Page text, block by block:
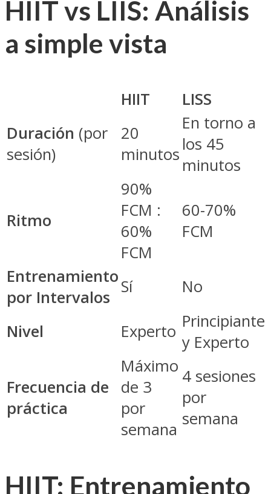
HIIT vs LIIS: Análisis
a simple vista
HIIT
LISS
Duración (por
sesión)
20
minutos
En torno a
los 45
minutos
Ritmo
90%
FCM :
60%
FCM
60-70%
FCM
Entrenamiento
por Intervalos
Sí No
Nivel Experto Principiante
y Experto
Frecuencia de
práctica
Máximo
de 3
por
semana
4 sesiones
por
semana
HIIT: Entrenamiento